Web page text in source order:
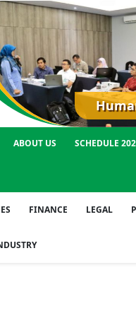
Human
ABOUT US SCHEDULE
FINANCE LEGAL